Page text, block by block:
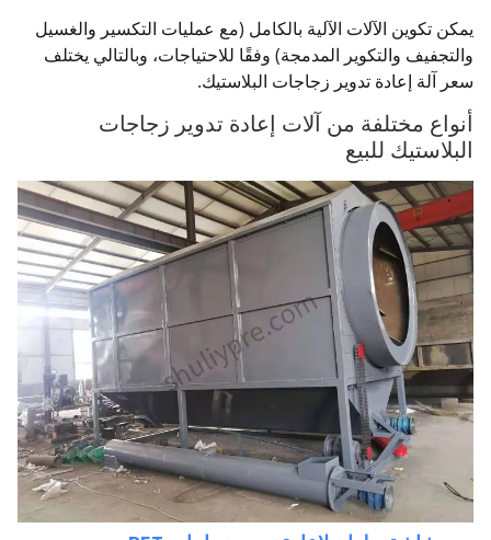
يمكن تكوين الآلات الآلية بالكامل (مع عمليات التكسير والغسيل
والتجفيف والتكوير المدمجة) وفقًا للاحتياجات، وبالتالي يختلف
سعر آلة إعادة تدوير زجاجات البلاستيك.
أنواع مختلفة من آلات إعادة تدوير زجاجات
البلاستيك للبيع